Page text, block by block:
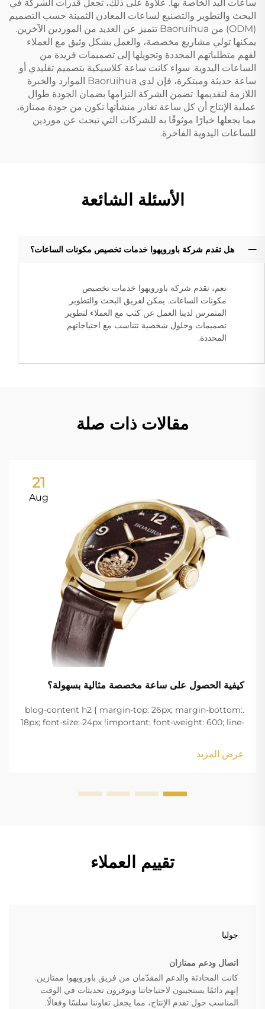
ساعات اليد الخاصة بها. علاوة على ذلك، تجعل قدرات الشركة في
البحث والتطوير والتصنيع لساعات المعادن الثمينة حسب التصميم
(ODM) من Baoruihua تتميز عن العديد من الموردين الآخرين.
يمكنها تولي مشاريع مخصصة، والعمل بشكل وثيق مع العملاء
لفهم متطلباتهم المحددة وتحويلها إلى تصميمات فريدة من
الساعات اليدوية. سواء كانت ساعة كلاسيكية بتصميم تقليدي أو
ساعة حديثة ومبتكرة، فإن لدى Baoruihua الموارد والخبرة
اللازمة لتقديمها. تضمن الشركة التزامها بضمان الجودة طوال
عملية الإنتاج أن كل ساعة تغادر منشأتها تكون من جودة ممتازة،
مما يجعلها خيارًا موثوقًا به للشركات التي تبحث عن موردين
للساعات اليدوية الفاخرة.
الأسئلة الشائعة
هل تقدم شركة باورويهوا خدمات تخصيص مكونات الساعات؟
نعم، تقدم شركة باورويهوا خدمات تخصيص
مكونات الساعات. يمكن لفريق البحث والتطوير
المتمرس لدينا العمل عن كثب مع العملاء لتطوير
تصميمات وحلول شخصية تتناسب مع احتياجاتهم
المحددة.
مقالات ذات صلة
21
Aug
كيفية الحصول على ساعة مخصصة مثالية بسهولة؟
.blog-content h2 { margin-top: 26px; margin-bottom:
18px; font-size: 24px !important; font-weight: 600; line-
margin-bottom: 18px; font-size: 20px !important; font-
w...
عرض المزيد
تقييم العملاء
جوليا
اتصال ودعم ممتازان
كانت المحادثة والدعم المقدّمان من فريق باورويهوا ممتازين.
إنهم دائمًا يستجيبون لاحتياجاتنا ويوفرون تحديثات في الوقت
المناسب حول تقدم الإنتاج، مما يجعل تعاوننا سلسًا وفعالًا.